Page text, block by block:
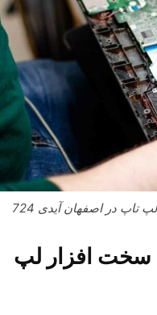
تاپ در اصفهان آیدی 724
سخت‌ افزار لپ‌